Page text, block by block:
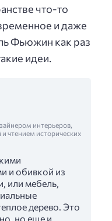
что-то
и даже
Фьюжин как раз
идеи.
интерьеров,
чтением исторических
и обивкой из
или мебель,
дерево. Это
но еще и